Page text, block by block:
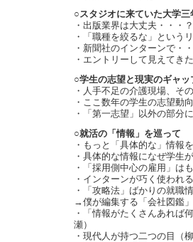
○スタジオに来ていた大学三
・出版業界は大丈夫・・・
・「職種を絞るな」という
・新聞社のインターンで・
・エントリーして見えてき
○学生の志望と現実のギャッ
・人手不足の介護現場、そ
・ここ数年の学生の志望動
・「第一志望」以外の部分
○就活の「情報」を巡って
・もっと「具体的な」情報
・具体的な情報になぜ学生
・「採用側中心の雇用」は
・インターンが巧く使われ
・「攻略法」ばかりの就職
→僕が編集する「会社図鑑
・「情報がたくさんあれば
瀬）
・現代人が持つ二つの目（